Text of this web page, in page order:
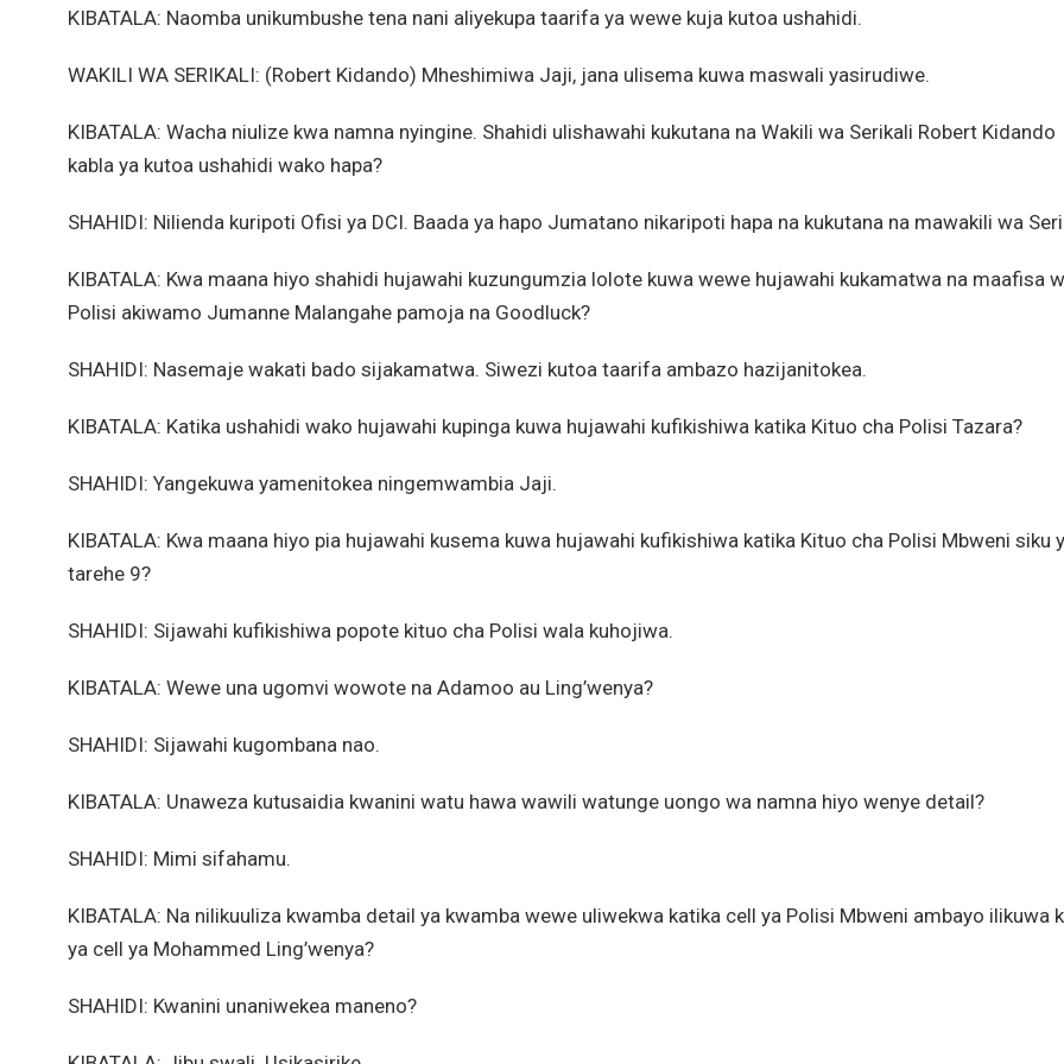
KIBATALA: Naomba unikumbushe tena nani aliyekupa taarifa ya wewe kuja kutoa ushahidi.
WAKILI WA SERIKALI: (Robert Kidando) Mheshimiwa Jaji, jana ulisema kuwa maswali yasirudiwe.
KIBATALA: Wacha niulize kwa namna nyingine. Shahidi ulishawahi kukutana na Wakili wa Serikali Robert Kidando
kabla ya kutoa ushahidi wako hapa?
SHAHIDI: Nilienda kuripoti Ofisi ya DCI. Baada ya hapo Jumatano nikaripoti hapa na kukutana na mawakili wa
KIBATALA: Kwa maana hiyo shahidi hujawahi kuzungumzia lolote kuwa wewe hujawahi kukamatwa na maafisa
Polisi akiwamo Jumanne Malangahe pamoja na Goodluck?
SHAHIDI: Nasemaje wakati bado sijakamatwa. Siwezi kutoa taarifa ambazo hazijanitokea.
KIBATALA: Katika ushahidi wako hujawahi kupinga kuwa hujawahi kufikishiwa katika Kituo cha Polisi Tazara?
SHAHIDI: Yangekuwa yamenitokea ningemwambia Jaji.
KIBATALA: Kwa maana hiyo pia hujawahi kusema kuwa hujawahi kufikishiwa katika Kituo cha Polisi Mbweni siku
tarehe 9?
SHAHIDI: Sijawahi kufikishiwa popote kituo cha Polisi wala kuhojiwa.
KIBATALA: Wewe una ugomvi wowote na Adamoo au Ling’wenya?
SHAHIDI: Sijawahi kugombana nao.
KIBATALA: Unaweza kutusaidia kwanini watu hawa wawili watunge uongo wa namna hiyo wenye detail?
SHAHIDI: Mimi sifahamu.
KIBATALA: Na nilikuuliza kwamba detail ya kwamba wewe uliwekwa katika cell ya Polisi Mbweni ambayo ilikuwa
ya cell ya Mohammed Ling’wenya?
SHAHIDI: Kwanini unaniwekea maneno?